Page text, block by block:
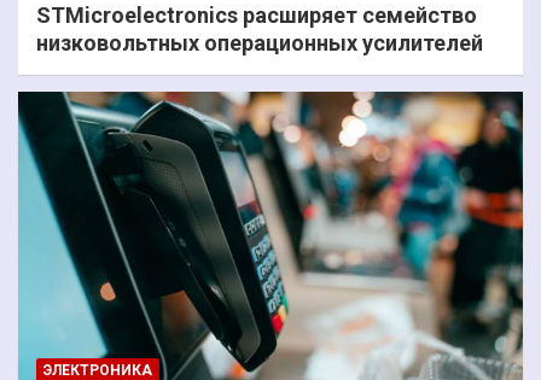
STMicroelectronics расширяет семейство
низковольтных операционных усилителей
ЭЛЕКТРОНИКА